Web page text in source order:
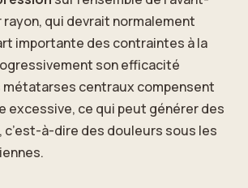
rayon, qui devrait normalement
importante des contraintes à la
son efficacité
métatarses centraux compensent
excessive, ce qui peut générer des
à-dire des douleurs sous les